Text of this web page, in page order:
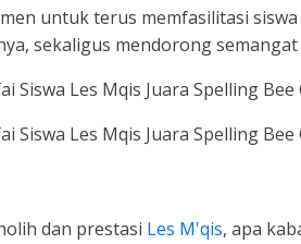
untuk terus memfasilitasi
sekaligus mendorong
dan prestasi Les M'qis, apa